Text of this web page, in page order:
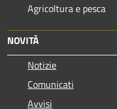
Agricoltura e pesca
NOVITÀ
Notizie
Comunicati
Avvisi